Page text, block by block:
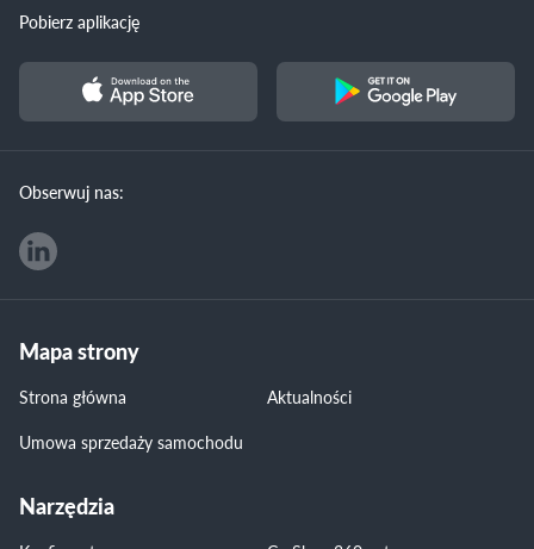
Pobierz aplikację
Obserwuj nas:
Mapa strony
Strona główna
Aktualności
Umowa sprzedaży samochodu
Narzędzia